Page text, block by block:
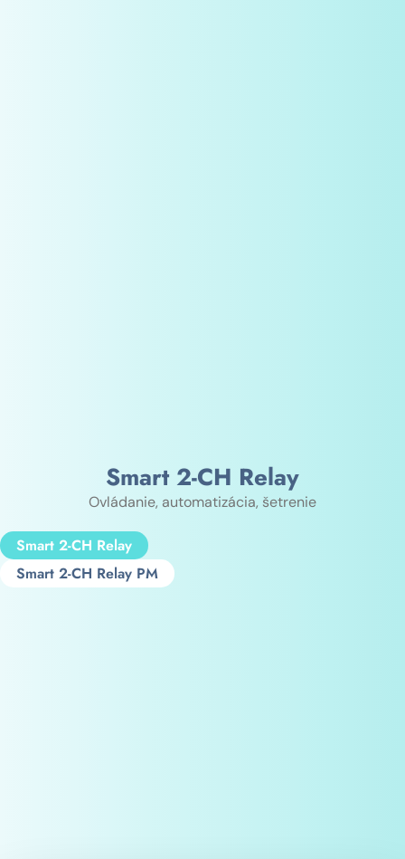
Smart 2-CH Relay
Ovládanie, automatizácia, šetrenie
Smart 2-CH Relay
Smart 2-CH Relay PM